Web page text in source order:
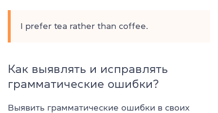
I prefer tea rather than coffee.
Как выявлять и исправлять
грамматические ошибки?
Выявить грамматические ошибки в своих